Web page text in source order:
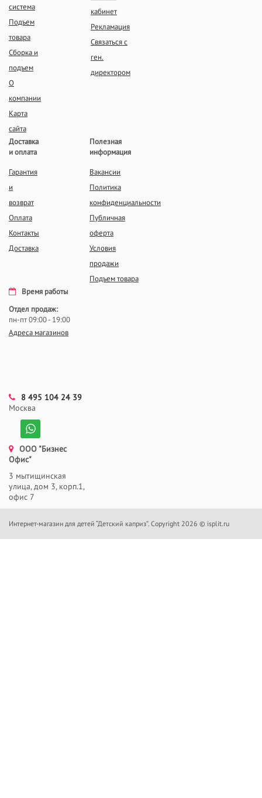
система
Подъем
товара
Сборка и
подъем
О
компании
Карта
сайта
кабинет
Рекламация
Связаться с
ген.
директором
Доставка
и оплата
Гарантия
и
возврат
Оплата
Контакты
Доставка
Полезная
информация
Вакансии
Политика
конфиденциальности
Публичная
оферта
Условия
продажи
Подъем товара
Время работы
Отдел продаж:
пн-пт 09:00 - 19:00
Адреса магазинов
8 495 104 24 39
Москва
ООО "Бизнес
Офис"
3 мытищинская
улица, дом 3, корп.1,
офис 7
Интернет-магазин для детей “Детский каприз”. Copyright 2026 © isplit.ru